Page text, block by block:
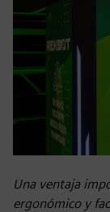
Una ventaja
ergonómico y